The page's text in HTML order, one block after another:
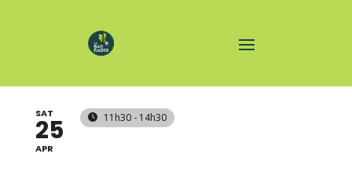
SAT
25
APR
11h30 - 14h30